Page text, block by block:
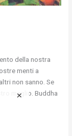
della nostra
menti a
non sanno. Se
meglio. Buddha